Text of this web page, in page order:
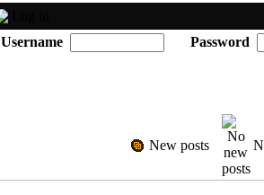
Username
Password
New posts